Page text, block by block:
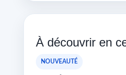
À découvrir en
NOUVEAUTÉ